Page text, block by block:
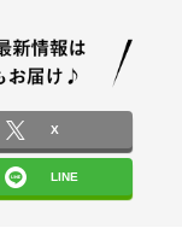
X
LINE